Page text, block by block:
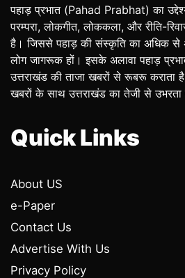
पहाड़ प्रभात (Pahad Prabhat) का
परम्परा, लोकगीत, लोककला, और रीति-
है। जिससे पहाड़ की संस्कृति का अधिक से
लोग जागरूक हों। इसके अलावा पहाड़
उत्तराखंड की ताजा खबरों से रूबरू कराता
खबरों के साथ उत्तराखंड का तेजी से उभरता
Quick Links
About US
e-Paper
Contact Us
Advertise With Us
Privacy Policy